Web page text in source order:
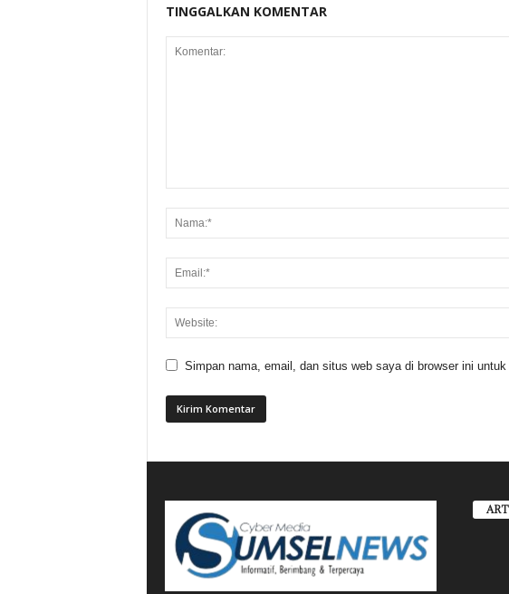
TINGGALKAN KOMENTAR
Simpan nama, email, dan situs web saya di browser ini